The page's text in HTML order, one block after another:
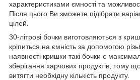
характеристиками ємності та
Після цього Ви зможете підібрати
цілей.
30-літрові бочки виготовляються з
кріпиться на ємність за допомогою
наявності кришки такі бочки є
зберігання харчових продуктів, тому
витягти необхідну кількість продукту.